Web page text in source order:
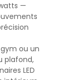
—
ou un
plafond,
LED